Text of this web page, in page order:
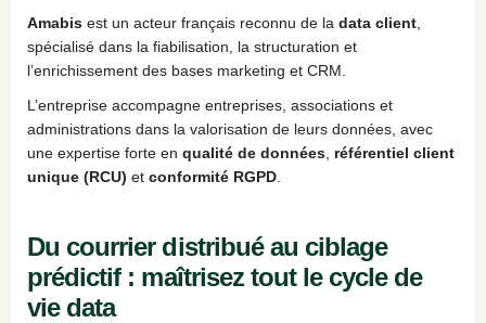
Amabis est un acteur français reconnu de la data client
spécialisé dans la fiabilisation, la structuration et
l’enrichissement des bases marketing et CRM.
L’entreprise accompagne entreprises, associations et
administrations dans la valorisation de leurs données, avec
une expertise forte en qualité de données référentiel client
unique (RCU) et conformité RGPD
Du courrier distribué au ciblage
prédictif : maîtrisez tout le cycle de
vie data